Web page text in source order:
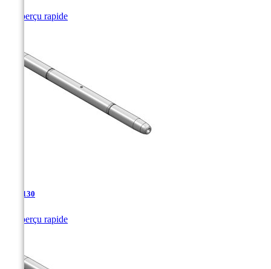
Aperçu rapide
TJA-130
Aperçu rapide